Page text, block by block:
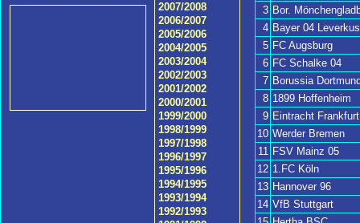
3 Bor.
4 Bayer 04
5 FC Augsburg
6 FC Schalke 04
7 Borussia
8 1899 Hoffenheim
9 Eintracht Frankfurt
10 Werder Bremen
11 FSV Mainz 05
12 1.FC Köln
13 Hannover 96
14 VfB Stuttgart
2007/2008
2006/2007
2005/2006
2004/2005
2003/2004
2002/2003
2001/2002
2000/2001
1999/2000
1998/1999
1997/1998
1996/1997
1995/1996
1994/1995
1993/1994
1992/1993